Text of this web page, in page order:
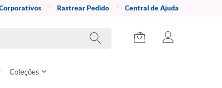
Rastrear Pedido Central de Ajuda
Coleções